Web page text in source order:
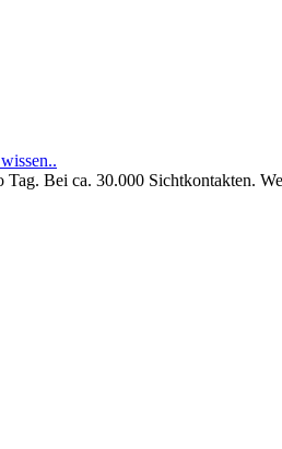
Bei ca. 30.000 Sichtkontakten.